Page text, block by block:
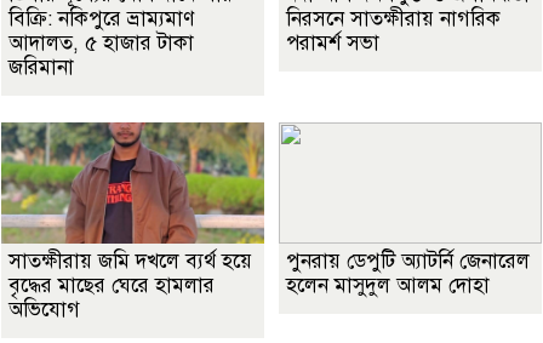
বিক্রি: নকিপুরে ভ্রাম্যমাণ
আদালত, ৫ হাজার টাকা
জরিমানা
নিরসনে সাতক্ষীরায় নাগরিক
পরামর্শ সভা
সাতক্ষীরায় জমি দখলে ব্যর্থ হয়ে
বৃদ্ধের মাছের ঘেরে হামলার
অভিযোগ
পুনরায় ডেপুটি অ্যাটর্নি জেনারেল
হলেন মাসুদুল আলম দোহা